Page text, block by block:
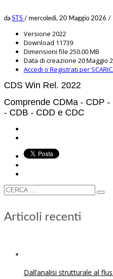
da STS / mercoledì, 20 Maggio 2026 /
Versione 2022
Download 11739
Dimensioni file 250.00 MB
Data di creazione 20 Maggio
Accedi o Registrati per
CDS Win Rel. 2022
Comprende CDMa - CDP
- CDB - CDD e CDC
Articoli recenti
Dall’analisi strutturale al